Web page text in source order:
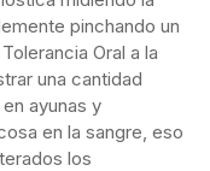
pinchando un
Oral a la
una cantidad
ayunas y
en la sangre, eso
los